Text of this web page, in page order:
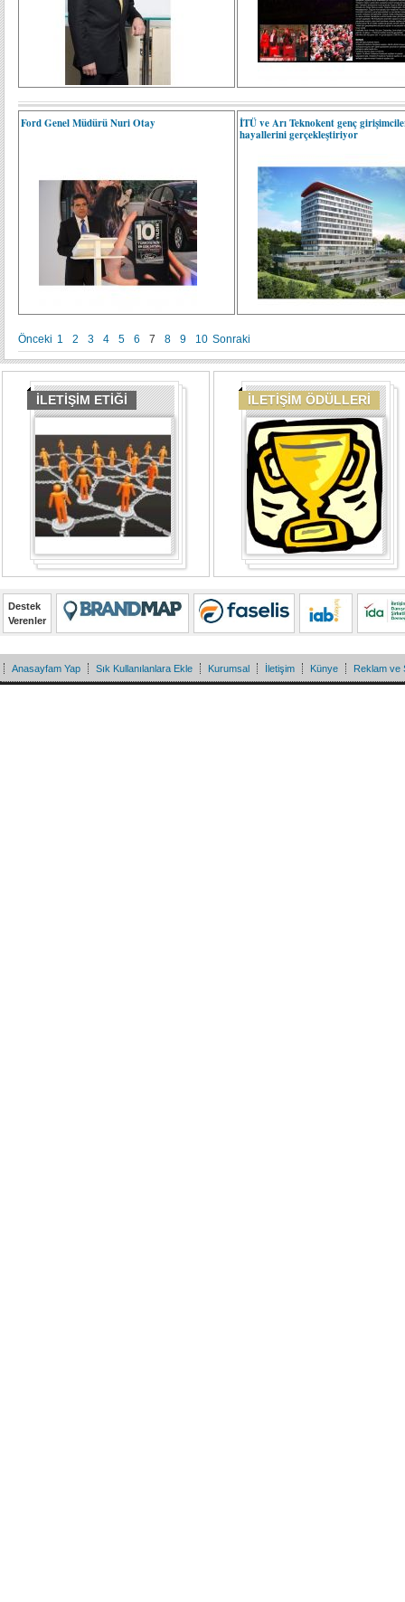
Ford Genel Müdürü Nuri Otay
İTÜ ve Arı Teknokent genç
hayallerini gerçekleştiriyor
Önceki 1 2 3 4 5 6 7 8 9 10 Sonraki
İLETİŞİM ETİĞİ İLETİŞİM ÖDÜLLERİ
Destek
Verenler
Anasayfam Yap Sık Kullanılanlara Ekle Kurumsal İletişim Künye Reklam ve